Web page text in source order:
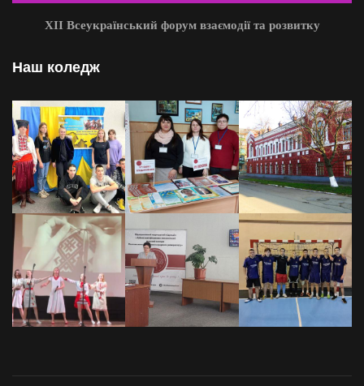
XII Всеукраїнський форум взаємодії та розвитку
Наш коледж